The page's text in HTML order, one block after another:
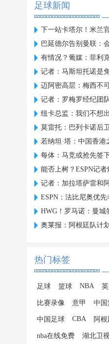
足球新闻
下一站卡塔尔！米兰
巴延德尔告别曼联：会
有情况？葡媒：菲利克斯
记者：马斯坦托诺是免费
迈阿密高层：梅西不可能
记者：罗梅罗经纪团队希
纽卡总监：我们不想出售
莫雷托：巴列卡诺后卫查
若纳坦·塔：中国香港之
每体：马竞或抢先签下
能否上树？ESPN记者爆
记者：加拉塔萨雷和阿森
ESPN：法比尼奥优先考
HWG！罗马诺：曼城签
奥莱报：阿根廷队计划进
热门标签
足球 篮球 NBA
比赛录像 意甲 中国
中国足球 CBA 阿根
nba在线免费 湖北卫